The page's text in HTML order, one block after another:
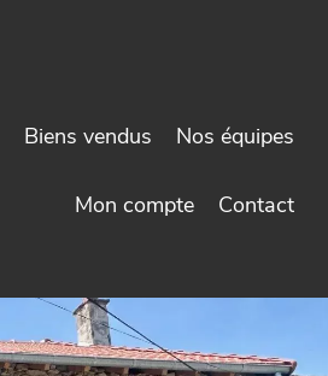
Biens vendus Nos équipes
Mon compte Contact